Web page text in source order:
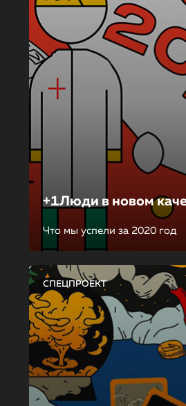
+1Люди в новом
Что мы успели за 2020 год
СПЕЦПРОЕКТ